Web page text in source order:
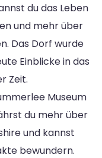
du das Leben
und mehr über
Das Dorf wurde
Einblicke in das
Zeit.
Museum
du mehr über
und kannst
bewundern.